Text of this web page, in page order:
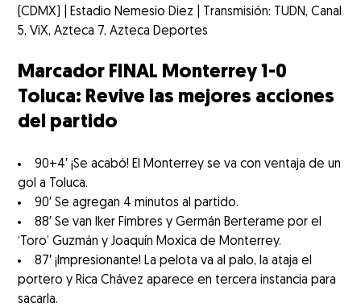
(CDMX) | Estadio Nemesio Diez | Transmisión: TUDN, Canal
5, ViX, Azteca 7, Azteca Deportes
Marcador FINAL Monterrey 1-0
Toluca: Revive las mejores acciones
del partido
90+4′ ¡Se acabó! El Monterrey se va con ventaja de un
gol a Toluca.
90′ Se agregan 4 minutos al partido.
88′ Se van Iker Fimbres y Germán Berterame por el
‘Toro’ Guzmán y Joaquín Moxica de Monterrey.
87′ ¡Impresionante! La pelota va al palo, la ataja el
portero y Rica Chávez aparece en tercera instancia para
sacarla.